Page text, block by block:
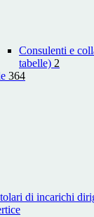
Consulenti e
tabelle) 2
364
di incarichi